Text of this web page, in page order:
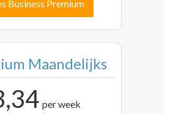
Business Premium
Maandelijks
per week